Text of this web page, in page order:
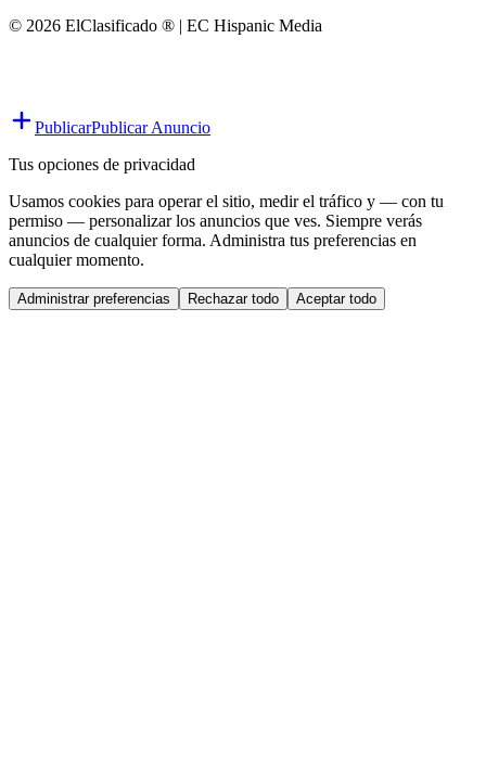
© 2026 ElClasificado ® | EC Hispanic Media
PublicarPublicar Anuncio
Tus opciones de privacidad
Usamos cookies para operar el sitio, medir el tráfico y — con tu
permiso — personalizar los anuncios que ves. Siempre verás
anuncios de cualquier forma. Administra tus preferencias en
cualquier momento.
Administrar preferencias Rechazar todo Aceptar todo